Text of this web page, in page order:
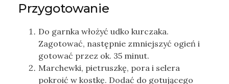
Przygotowanie
Do garnka włożyć udko kurczaka.
Zagotować, następnie zmniejszyć ogień i
gotować przez ok. 35 minut.
Marchewki, pietruszkę, pora i selera
pokroić w kostkę. Dodać do gotującego